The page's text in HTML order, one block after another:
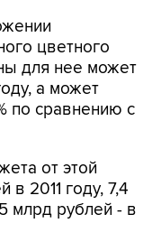
цветного
для нее может
а может
по сравнению с
от этой
в 2011 году, 7,4
млрд рублей - в